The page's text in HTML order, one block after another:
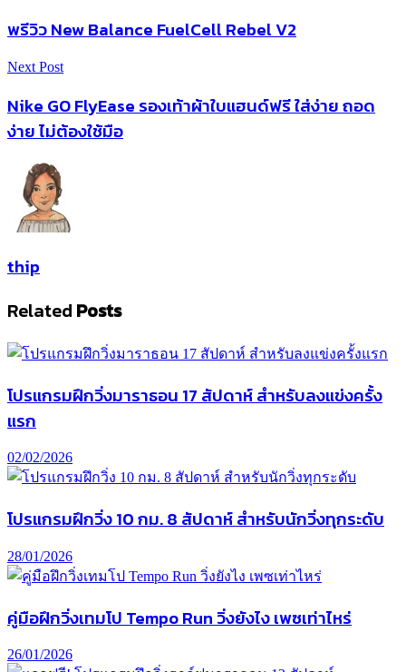
พรีวิว New Balance FuelCell Rebel V2
Next Post
Nike GO FlyEase รองเท้าผ้าใบแฮนด์ฟรี ใส่ง่าย ถอด
ง่าย ไม่ต้องใช้มือ
thip
Related Posts
โปรแกรมฝึกวิ่งมาราธอน 17 สัปดาห์ สำหรับลงแข่งครั้ง
แรก
02/02/2026
โปรแกรมฝึกวิ่ง 10 กม. 8 สัปดาห์ สำหรับนักวิ่งทุกระดับ
28/01/2026
คู่มือฝึกวิ่งเทมโป Tempo Run วิ่งยังไง เพซเท่าไหร่
26/01/2026